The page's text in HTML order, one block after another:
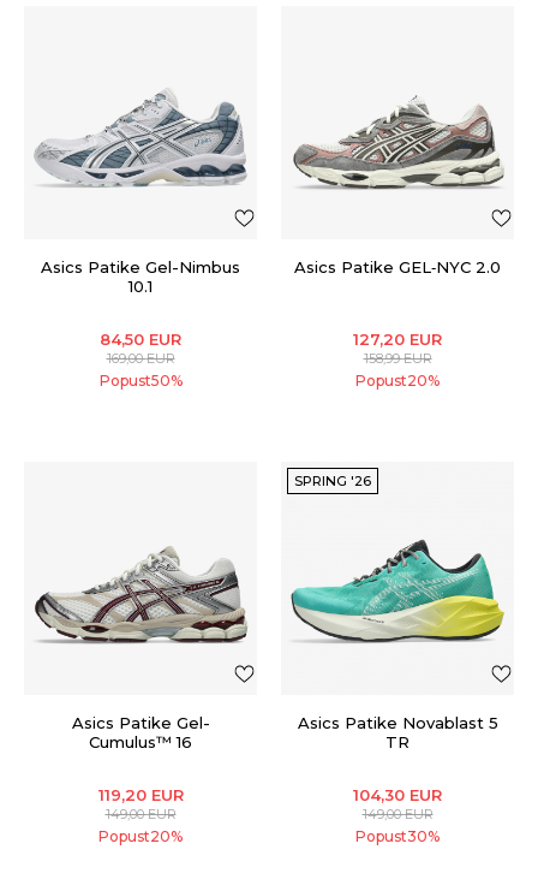
Asics Patike Gel-Nimbus
10.1
84,50 EUR
169,00EUR
Popust50%
Asics Patike GEL‑NYC 2.0
127,20 EUR
158,99EUR
Popust20%
Asics Patike Gel-
Cumulus™ 16
119,20 EUR
149,00EUR
Popust20%
SPRING '26
Asics Patike Novablast 5
TR
104,30 EUR
149,00EUR
Popust30%